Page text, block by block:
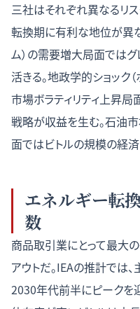
三社はそれぞれ異なるリ
転換期に有利な地位が異な
ム）の需要増大局面では
活きる。地政学的ショック
市場ボラティリティ上昇局
戦略が収益を生む。石油
面ではビトルの規模の経
エネルギー転
数
商品取引業にとって最大
アウトだ。IEAの推計では
2030年代前半にピークを